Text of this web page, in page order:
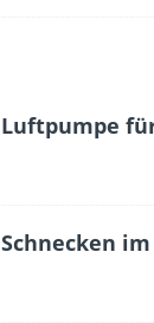
Luftpumpe
Schnecken